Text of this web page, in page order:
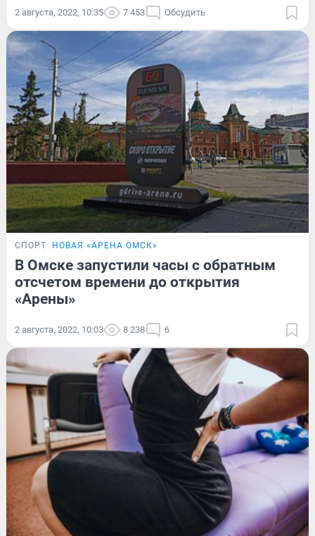
2 августа, 2022, 10:35 7 453 Обсудить
СПОРТ НОВАЯ «АРЕНА ОМСК»
В Омске запустили часы с обратным
отсчетом времени до открытия
«Арены»
2 августа, 2022, 10:03 8 238 6